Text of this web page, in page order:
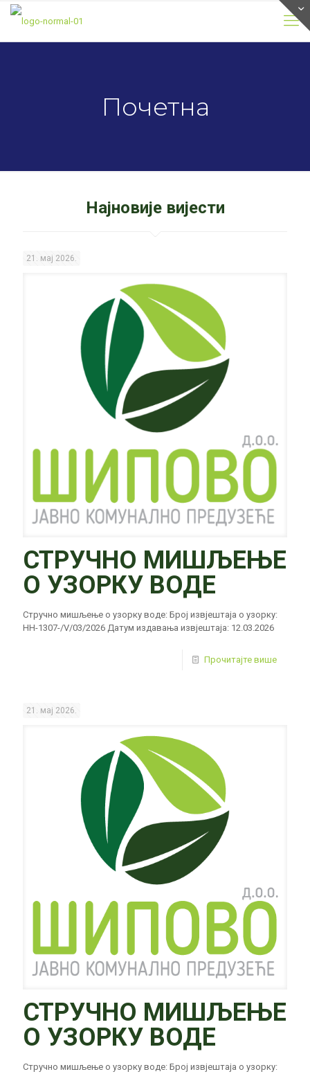
Почетна
Најновије вијести
21. мај 2026.
СТРУЧНО МИШЉЕЊЕ
О УЗОРКУ ВОДE
Стручно мишљење о узорку воде: Број извјештаја о узорку:
HH-1307-/V/03/2026 Датум издавања извјештаја: 12.03.2026
Прочитајте више
21. мај 2026.
СТРУЧНО МИШЉЕЊЕ
О УЗОРКУ ВОДE
Стручно мишљење о узорку воде: Број извјештаја о узорку: